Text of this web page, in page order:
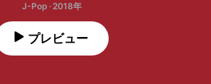
J-Pop · 2018年
プレビュー